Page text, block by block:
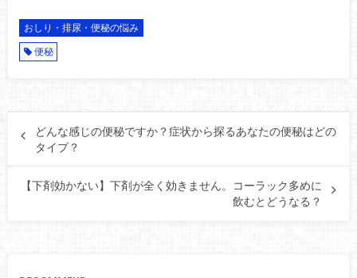
おしり・排尿・便秘の悩み
便秘
どんな感じの便秘ですか？症状から探るあなたの便秘はどの
タイプ？
【下剤効かない】下剤が全く効きません。コーラック多めに
飲むとどうなる？